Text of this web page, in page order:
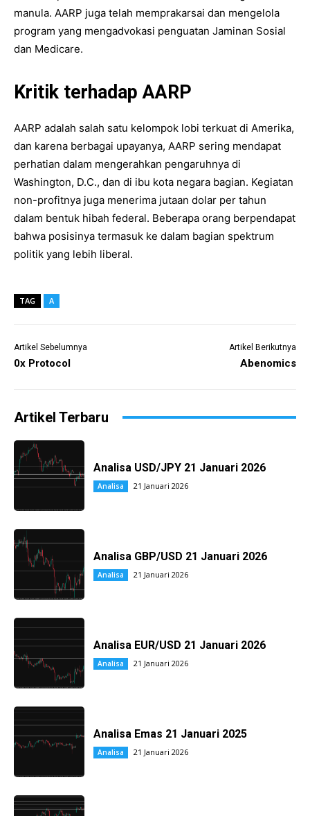
manula. AARP juga telah memprakarsai dan mengelola
program yang mengadvokasi penguatan Jaminan Sosial
dan Medicare.
Kritik terhadap AARP
AARP adalah salah satu kelompok lobi terkuat di Amerika,
dan karena berbagai upayanya, AARP sering mendapat
perhatian dalam mengerahkan pengaruhnya di
Washington, D.C., dan di ibu kota negara bagian. Kegiatan
non-profitnya juga menerima jutaan dolar per tahun
dalam bentuk hibah federal. Beberapa orang berpendapat
bahwa posisinya termasuk ke dalam bagian spektrum
politik yang lebih liberal.
TAG A
Artikel Sebelumnya
0x Protocol
Artikel Berikutnya
Abenomics
Artikel Terbaru
Analisa USD/JPY 21 Januari 2026
Analisa 21 Januari 2026
Analisa GBP/USD 21 Januari 2026
Analisa 21 Januari 2026
Analisa EUR/USD 21 Januari 2026
Analisa 21 Januari 2026
Analisa Emas 21 Januari 2025
Analisa 21 Januari 2026